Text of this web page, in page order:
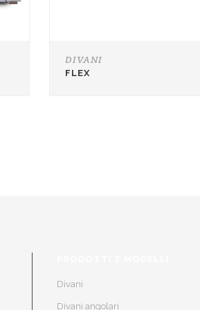
DIVANI
FLEX
Divani
Divani angolari